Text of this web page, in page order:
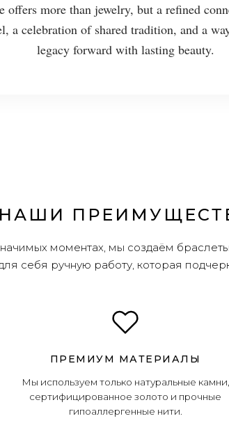
offers more than jewelry, but a refined
a celebration of shared tradition, and a
legacy forward with lasting beauty.
НАШИ
моментах, мы создаём
себя ручную работу, которая
ПРЕМИУМ МАТЕРИАЛЫ
Мы используем только натуральные камни,
сертифицированное золото и прочные
гипоаллергенные нити.